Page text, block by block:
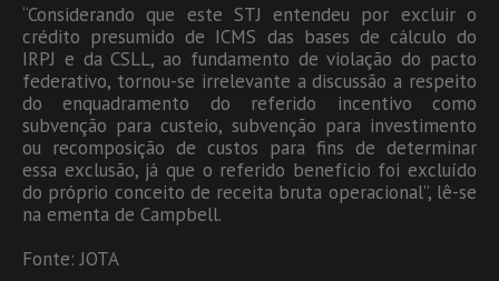
“Considerando que este STJ entendeu por excluir o
crédito presumido de ICMS das bases de cálculo do
IRPJ e da CSLL, ao fundamento de violação do pacto
federativo, tornou-se irrelevante a discussão a respeito
do enquadramento do referido incentivo como
subvenção para custeio, subvenção para investimento
ou recomposição de custos para fins de determinar
essa exclusão, já que o referido benefício foi excluído
do próprio conceito de receita bruta operacional”, lê-se
na ementa de Campbell.
Fonte: JOTA